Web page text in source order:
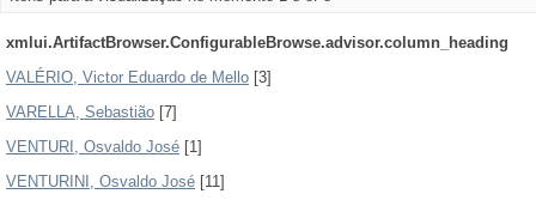
xmlui.ArtifactBrowser.ConfigurableBrowse.advisor.column_heading
VALÉRIO, Victor Eduardo de Mello [3]
VARELLA, Sebastião [7]
VENTURI, Osvaldo José [1]
VENTURINI, Osvaldo José [11]